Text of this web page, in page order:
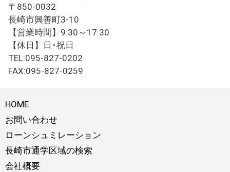
〒850-0032
長崎市興善町3-10
【営業時間】9:30～17:30
【休日】日･祝日
TEL:095-827-0202
FAX:095-827-0259
HOME
お問い合わせ
ローンシュミレーション
長崎市通学区域の検索
会社概要